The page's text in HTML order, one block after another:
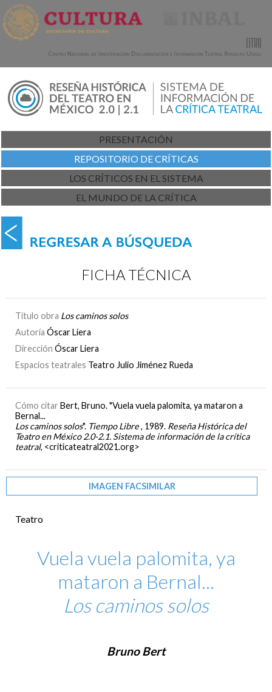
PRESENTACIÓN
REPOSITORIO DE CRÍTICAS
LOS CRÍTICOS EN EL SISTEMA
EL MUNDO DE LA CRÍTICA
FICHA TÉCNICA
Título obra Los caminos solos
Autoría Óscar Liera
Dirección Óscar Liera
Espacios teatrales Teatro Julio Jiménez Rueda
Cómo citar Bert, Bruno. "Vuela vuela palomita, ya mataron a
Bernal...
Los caminos solos". Tiempo Libre, 1989. Reseña Histórica del
Teatro en México 2.0-2.1. Sistema de información de la crítica
teatral, <criticateatral2021.org>
IMAGEN FACSIMILAR
Teatro
Vuela vuela palomita, ya
mataron a Bernal...
Los caminos solos
Bruno Bert